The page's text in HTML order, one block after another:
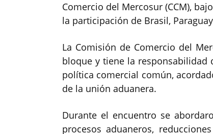
Comercio del Mercosur (CCM),
la participación de Brasil,
La Comisión de Comercio del
bloque y tiene la
política comercial común,
de la unión aduanera.
Durante el encuentro se
procesos aduaneros,